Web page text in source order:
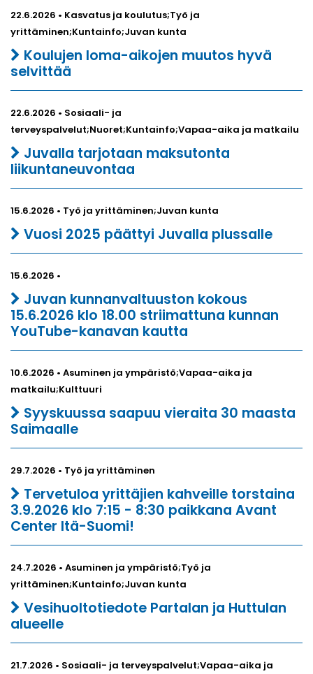
22.6.2026 • Kasvatus ja koulutus;Työ ja
yrittäminen;Kuntainfo;Juvan kunta
Koulujen loma-aikojen muutos hyvä
selvittää
22.6.2026 • Sosiaali- ja
terveyspalvelut;Nuoret;Kuntainfo;Vapaa-aika ja matkailu
Juvalla tarjotaan maksutonta
liikuntaneuvontaa
15.6.2026 • Työ ja yrittäminen;Juvan kunta
Vuosi 2025 päättyi Juvalla plussalle
15.6.2026 •
Juvan kunnanvaltuuston kokous
15.6.2026 klo 18.00 striimattuna kunnan
YouTube-kanavan kautta
10.6.2026 • Asuminen ja ympäristö;Vapaa-aika ja
matkailu;Kulttuuri
Syyskuussa saapuu vieraita 30 maasta
Saimaalle
29.7.2026 • Työ ja yrittäminen
Tervetuloa yrittäjien kahveille torstaina
3.9.2026 klo 7:15 - 8:30 paikkana Avant
Center Itä-Suomi!
24.7.2026 • Asuminen ja ympäristö;Työ ja
yrittäminen;Kuntainfo;Juvan kunta
Vesihuoltotiedote Partalan ja Huttulan
alueelle
21.7.2026 • Sosiaali- ja terveyspalvelut;Vapaa-aika ja